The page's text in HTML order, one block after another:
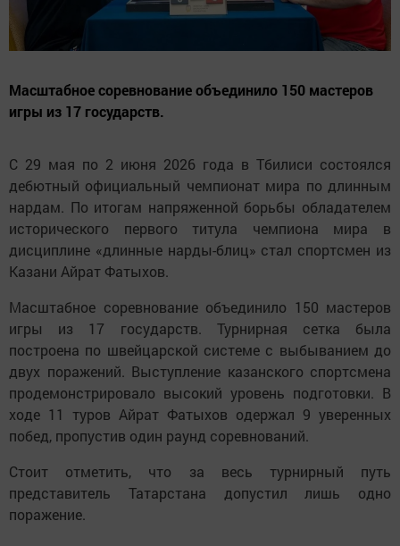
Масштабное соревнование объединило 150 мастеров
игры из 17 государств.
С 29 мая по 2 июня 2026 года в Тбилиси состоялся
дебютный официальный чемпионат мира по длинным
нардам. По итогам напряженной борьбы обладателем
исторического первого титула чемпиона мира в
дисциплине «длинные нарды-блиц» стал спортсмен из
Казани Айрат Фатыхов.
Масштабное соревнование объединило 150 мастеров
игры из 17 государств. Турнирная сетка была
построена по швейцарской системе с выбыванием до
двух поражений. Выступление казанского спортсмена
продемонстрировало высокий уровень подготовки. В
ходе 11 туров Айрат Фатыхов одержал 9 уверенных
побед, пропустив один раунд соревнований.
Стоит отметить, что за весь турнирный путь
представитель Татарстана допустил лишь одно
поражение.